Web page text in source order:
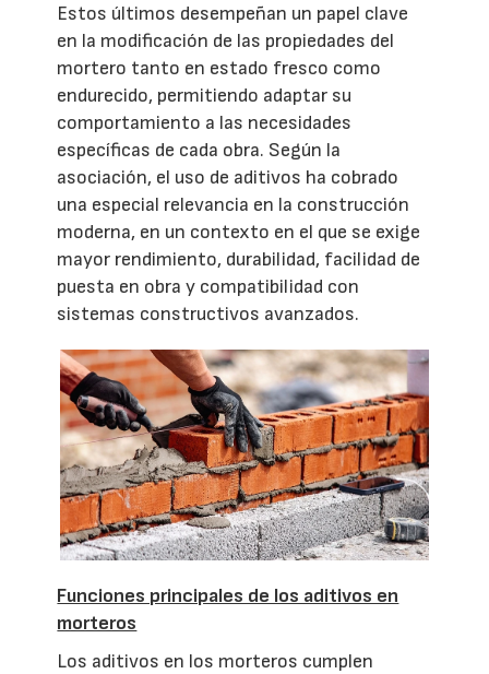
Estos últimos desempeñan un papel clave
en la modificación de las propiedades del
mortero tanto en estado fresco como
endurecido, permitiendo adaptar su
comportamiento a las necesidades
específicas de cada obra. Según la
asociación, el uso de aditivos ha cobrado
una especial relevancia en la construcción
moderna, en un contexto en el que se exige
mayor rendimiento, durabilidad, facilidad de
puesta en obra y compatibilidad con
sistemas constructivos avanzados.
Funciones principales de los aditivos en
morteros
Los aditivos en los morteros cumplen